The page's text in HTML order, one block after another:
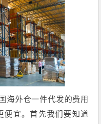
海外仓一件代发的费用
便宜。首先我们要知道